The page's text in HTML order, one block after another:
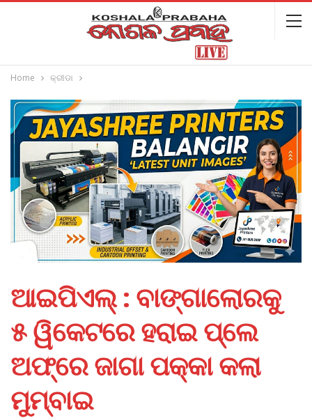
Home କ୍ରୀଡା
ଆଇପିଏଲ୍‌ : ବାଙ୍ଗାଲୋରକୁ
୫ ୱିକେଟରେ ହରାଇ ପ୍ଲେ
ଅଫ୍‌ରେ ଜାଗା ପକ୍କା କଲା
ମୁମ୍ବାଇ